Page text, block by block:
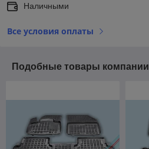
Наличными
Все условия оплаты
Подобные товары компании